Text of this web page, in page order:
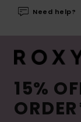
Need help?
15%